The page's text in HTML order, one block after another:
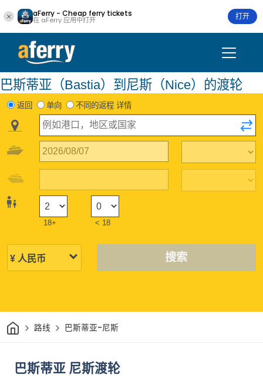
aFerry - Cheap ferry tickets
在 aFerry 应用中打开 打开
巴斯蒂亚（Bastia）到尼斯（Nice）的渡轮
返回 单向 不同的返程 详情
18+ < 18
搜索
家 路线 巴斯蒂亚-尼斯
巴斯蒂亚 尼斯渡轮